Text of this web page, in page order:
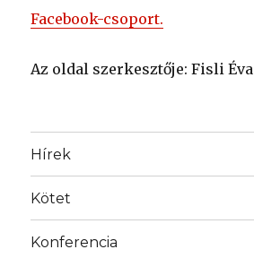
Facebook-csoport.
Az oldal szerkesztője: Fisli Éva
Hírek
Kötet
Konferencia